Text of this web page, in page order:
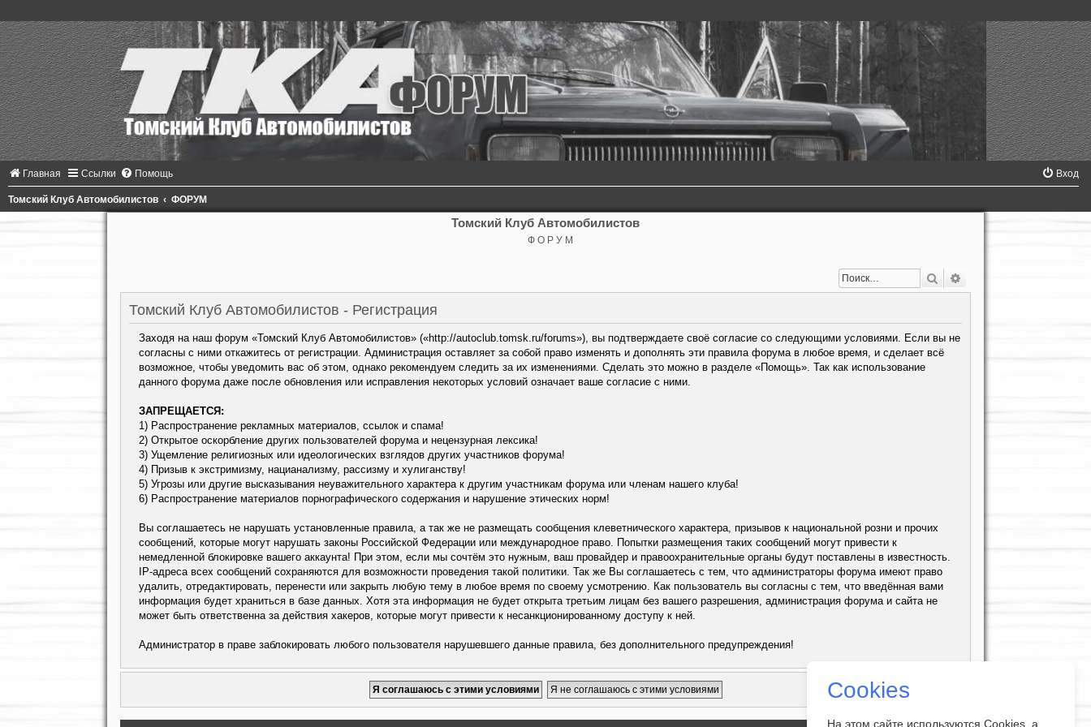
Главная Ссылки Помощь Вход
Томский Клуб Автомобилистов ФОРУМ
Томский Клуб Автомобилистов
Ф О Р У М
Поиск
Томский Клуб Автомобилистов - Регистрация
Заходя на наш форум «Томский Клуб Автомобилистов» («http://autoclub.tomsk.ru/forums»), вы подтверждаете своё согласие со следующими условиями. Если вы не
согласны с ними откажитесь от регистрации. Администрация оставляет за собой право изменять и дополнять эти правила форума в любое время, и сделает всё
возможное, чтобы уведомить вас об этом, однако рекомендуем следить за их изменениями. Сделать это можно в разделе «Помощь». Так как использование
данного форума даже после обновления или исправления некоторых условий означает ваше согласие с ними.
ЗАПРЕЩАЕТСЯ:
1) Распространение рекламных материалов, ссылок и спама!
2) Открытое оскорбление других пользователей форума и нецензурная лексика!
3) Ущемление религиозных или идеологических взглядов других участников форума!
4) Призыв к экстримизму, нацианализму, рассизму и хулиганству!
5) Угрозы или другие высказывания неуважительного характера к другим участникам форума или членам нашего клуба!
6) Распространение материалов порнографического содержания и нарушение этических норм!
Вы соглашаетесь не нарушать установленные правила, а так же не размещать сообщения клеветнического характера, призывов к национальной розни и прочих
сообщений, которые могут нарушать законы Российской Федерации или международное право. Попытки размещения таких сообщений могут привести к
немедленной блокировке вашего аккаунта! При этом, если мы сочтём это нужным, ваш провайдер и правоохранительные органы будут поставлены в известность.
IP-адреса всех сообщений сохраняются для возможности проведения такой политики. Так же Вы соглашаетесь с тем, что администраторы форума имеют право
удалить, отредактировать, перенести или закрыть любую тему в любое время по своему усмотрению. Как пользователь вы согласны с тем, что введённая вами
информация будет храниться в базе данных. Хотя эта информация не будет открыта третьим лицам без вашего разрешения, администрация форума и сайта не
может быть ответственна за действия хакеров, которые могут привести к несанкционированному доступу к ней.
Администратор в праве заблокировать любого пользователя нарушевшего данные правила, без дополнительного предупреждения!
Cookies
На этом сайте используются Cookies, а